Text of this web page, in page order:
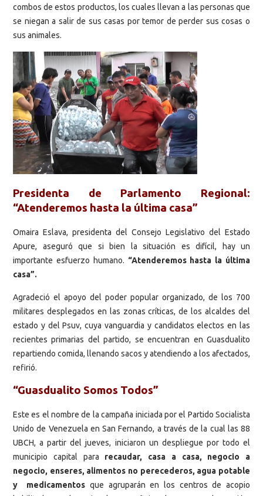
combos de estos productos, los cuales llevan a las personas que
se niegan a salir de sus casas por temor de perder sus cosas o
sus animales.
Presidenta de Parlamento Regional:
“Atenderemos hasta la última casa”
Omaira Eslava, presidenta del Consejo Legislativo del Estado
Apure, aseguró que si bien la situación es difícil, hay un
importante esfuerzo humano. “Atenderemos hasta la última
casa”.
Agradeció el apoyo del poder popular organizado, de los 700
militares desplegados en las zonas críticas, de los alcaldes del
estado y del Psuv, cuya vanguardia y candidatos electos en las
recientes primarias del partido, se encuentran en Guasdualito
repartiendo comida, llenando sacos y atendiendo a los afectados,
refirió.
“Guasdualito Somos Todos”
Este es el nombre de la campaña iniciada por el Partido Socialista
Unido de Venezuela en San Fernando, a través de la cual las 88
UBCH, a partir del jueves, iniciaron un despliegue por todo el
municipio capital para recaudar, casa a casa, negocio a
negocio, enseres, alimentos no perecederos, agua potable
y medicamentos que agruparán en los centros de acopio